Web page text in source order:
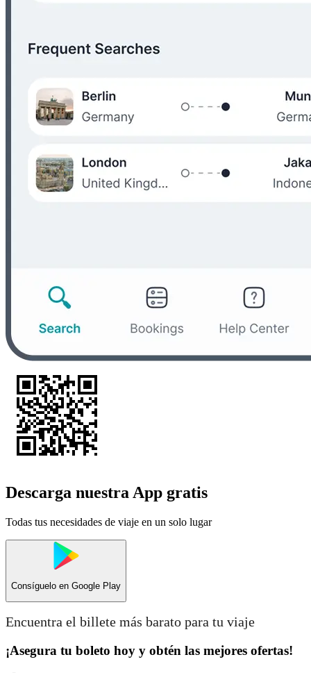
Descarga nuestra App gratis
Todas tus necesidades de viaje en un solo lugar
Consíguelo en Google Play
Encuentra el billete más barato para tu viaje
¡Asegura tu boleto hoy y obtén las mejores ofertas!